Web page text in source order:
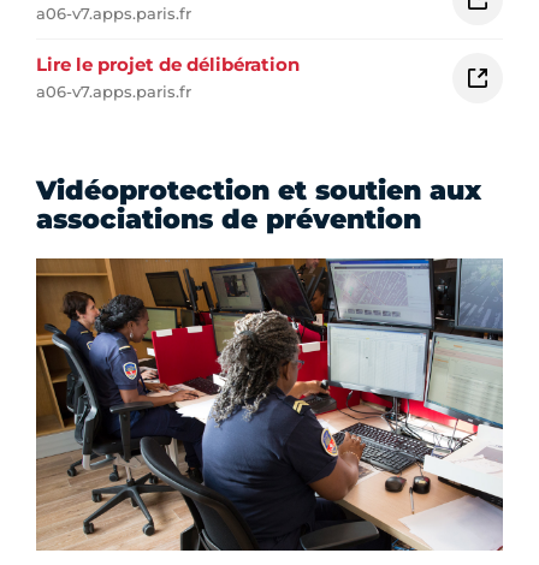
a06-v7.apps.paris.fr
Lire le projet de délibération
a06-v7.apps.paris.fr
Vidéoprotection et soutien aux
associations de prévention